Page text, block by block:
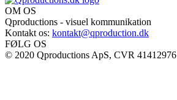
OM OS
Qproductions - visuel kommunikation
Kontakt os: kontakt@qproduction.dk
FØLG OS
© 2020 Qproductions ApS, CVR 41412976